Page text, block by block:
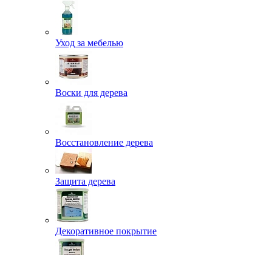
Уход за мебелью
Воски для дерева
Восстановление дерева
Защита дерева
Декоративное покрытие